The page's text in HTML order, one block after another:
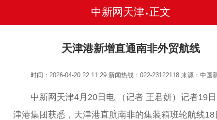
中新网天津 • 正文
天津港新增直通南非外贸航线
时间：2026-04-20 22:11:29 新闻热线：022-23122118来源：中国
中新网天津4月20日电 （记者 王君妍）记者19
津港集团获悉，天津港直航南非的集装箱班轮航线18